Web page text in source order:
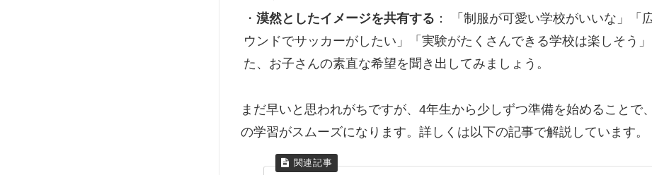
・ 漠然としたイメージを共有する ： 「制服が可愛い学校がいいな」「
ウンドでサッカーがしたい」「実験がたくさんできる学校は楽しそう
た、お子さんの素直な希望を聞き出してみましょう。
まだ早いと思われがちですが、4年生から少しずつ準備を始めることで
の学習がスムーズになります。詳しくは以下の記事で解説しています。